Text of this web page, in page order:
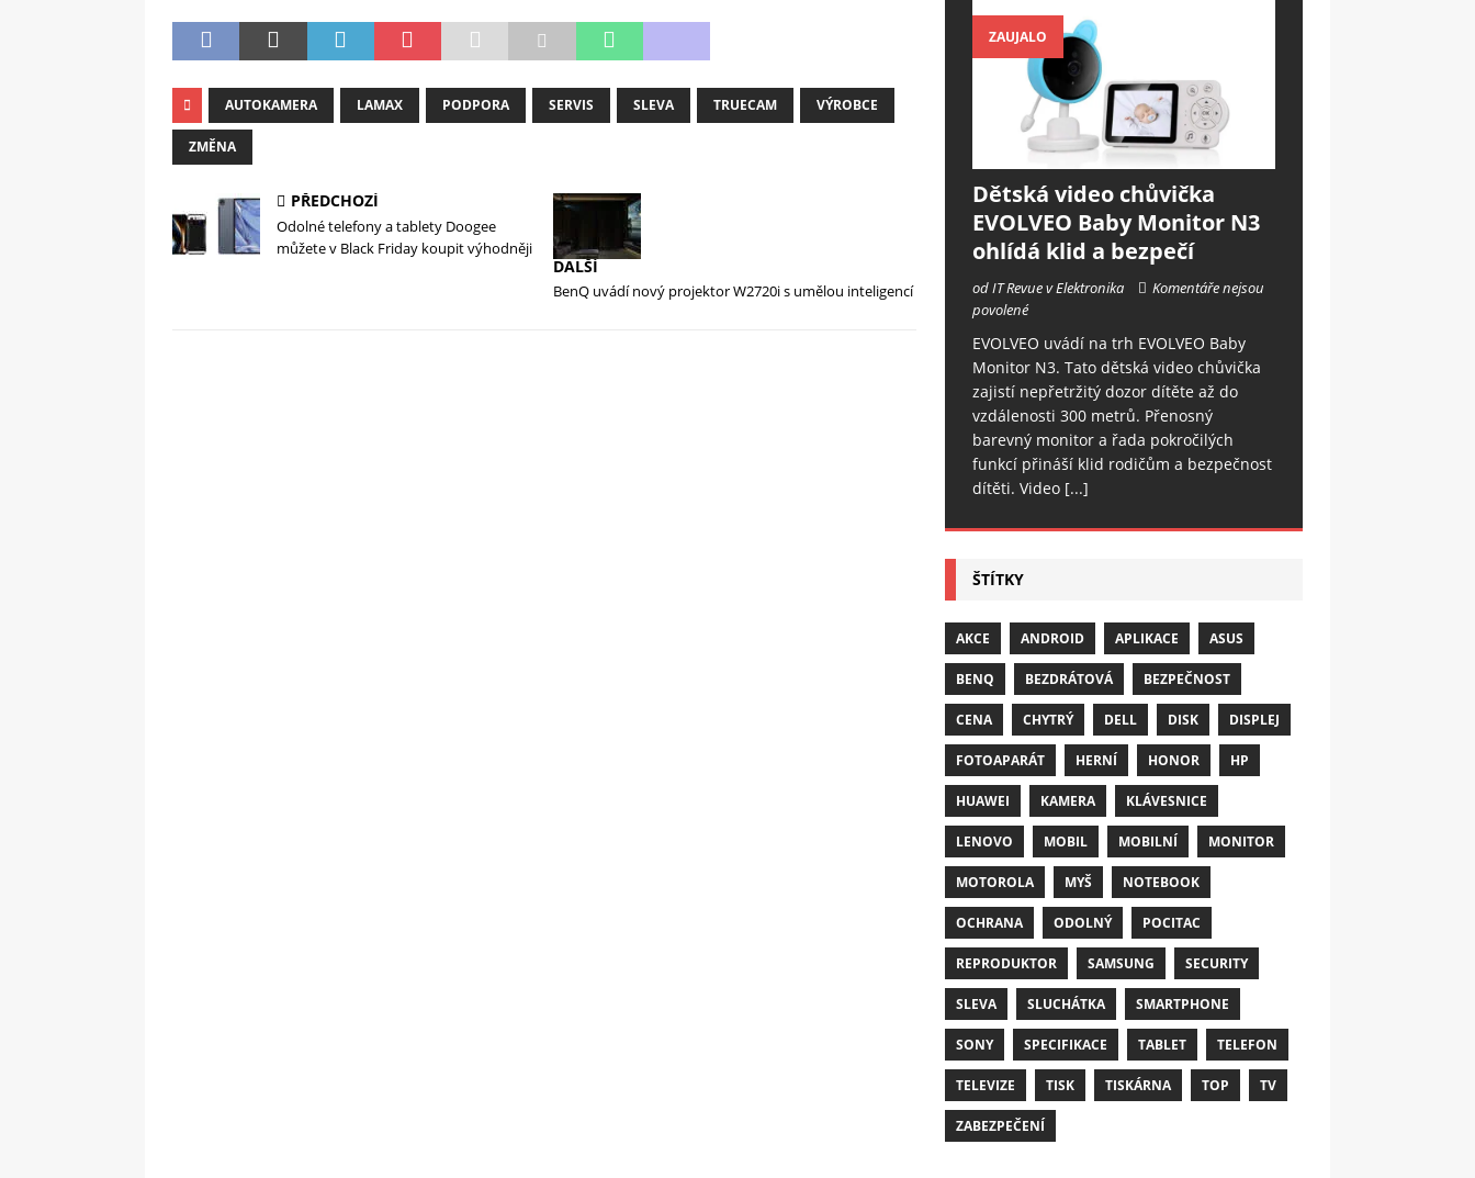
AUTOKAMERA LAMAX PODPORA SERVIS SLEVA TRUECAM VÝROBCE
ZMĚNA
PŘEDCHOZÍ
Odolné telefony a tablety Doogee
můžete v Black Friday koupit výhodněji
DALŠÍ
BenQ uvádí nový projektor W2720i s umělou inteligencí
ZAUJALO
Dětská video chůvička
EVOLVEO Baby Monitor N3
ohlídá klid a bezpečí
od IT Revue v Elektronika
Komentáře nejsou
povolené
EVOLVEO uvádí na trh EVOLVEO Baby
Monitor N3. Tato dětská video chůvička
zajistí nepřetržitý dozor dítěte až do
vzdálenosti 300 metrů. Přenosný
barevný monitor a řada pokročilých
funkcí přináší klid rodičům a bezpečnost
dítěti. Video [...]
ŠTÍTKY
AKCE ANDROID APLIKACE ASUS
BENQ BEZDRÁTOVÁ BEZPEČNOST
CENA CHYTRÝ DELL DISK DISPLEJ
FOTOAPARÁT HERNÍ HONOR HP
HUAWEI KAMERA KLÁVESNICE
LENOVO MOBIL MOBILNÍ MONITOR
MOTOROLA MYŠ NOTEBOOK
OCHRANA ODOLNÝ POCITAC
REPRODUKTOR SAMSUNG SECURITY
SLEVA SLUCHÁTKA SMARTPHONE
SONY SPECIFIKACE TABLET TELEFON
TELEVIZE TISK TISKÁRNA TOP TV
ZABEZPEČENÍ